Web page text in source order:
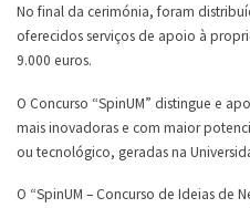
No final da cerimónia, foram
oferecidos serviços de apoio à
9.000 euros.
O Concurso “SpinUM” distingue e
mais inovadoras e com maior
ou tecnológico, geradas na
O “SpinUM – Concurso de Ideias de